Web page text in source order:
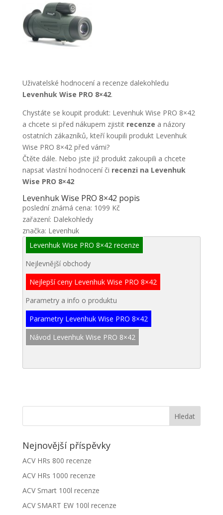
Uživatelské hodnocení a recenze dalekohledu
Levenhuk Wise PRO 8×42.
Chystáte se koupit produkt: Levenhuk Wise PRO 8×42
a chcete si před nákupem zjistit recenze a názory
ostatních zákazníků, kteří koupili produkt Levenhuk
Wise PRO 8×42 před vámi?
Čtěte dále. Nebo jste již produkt zakoupili a chcete
napsat vlastní hodnocení či recenzi na Levenhuk
Wise PRO 8×42
Levenhuk Wise PRO 8×42 popis
poslední známá cena: 1099 Kč
zařazení: Dalekohledy
značka: Levenhuk
Levenhuk Wise PRO 8×42 recenze
Nejlevnější obchody
Nejlepší ceny Levenhuk Wise PRO 8×42
Parametry a info o produktu
Parametry Levenhuk Wise PRO 8×42
Návod Levenhuk Wise PRO 8×42
Nejnovější příspěvky
ACV HRs 800 recenze
ACV HRs 1000 recenze
ACV Smart 100l recenze
ACV SMART EW 100l recenze